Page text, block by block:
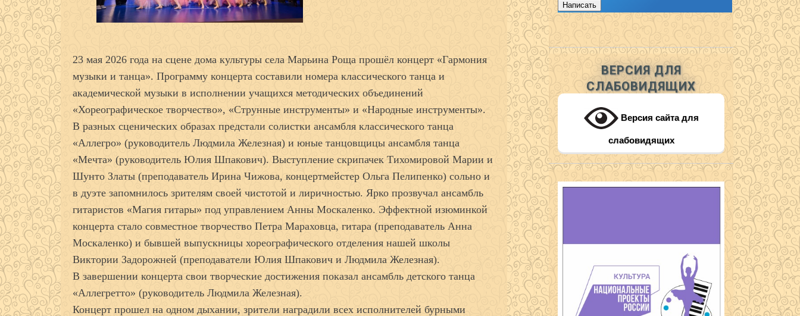
23 мая 2026 года на сцене дома культуры села Марьина Роща прошёл концерт «Гармония
музыки и танца». Программу концерта составили номера классического танца и
академической музыки в исполнении учащихся методических объединений
«Хореографическое творчество», «Струнные инструменты» и «Народные инструменты».
В разных сценических образах предстали солистки ансамбля классического танца
«Аллегро» (руководитель Людмила Железная) и юные танцовщицы ансамбля танца
«Мечта» (руководитель Юлия Шпакович). Выступление скрипачек Тихомировой Марии и
Шунто Златы (преподаватель Ирина Чижова, концертмейстер Ольга Пелипенко) сольно и
в дуэте запомнилось зрителям своей чистотой и лиричностью. Ярко прозвучал ансамбль
гитаристов «Магия гитары» под управлением Анны Москаленко. Эффектной изюминкой
концерта стало совместное творчество Петра Мараховца, гитара (преподаватель Анна
Москаленко) и бывшей выпускницы хореографического отделения нашей школы
Виктории Задорожней (преподаватели Юлия Шпакович и Людмила Железная).
В завершении концерта свои творческие достижения показал ансамбль детского танца
«Аллегретто» (руководитель Людмила Железная).
Концерт прошел на одном дыхании, зрители наградили всех исполнителей бурными
Написать
ВЕРСИЯ ДЛЯ
СЛАБОВИДЯЩИХ
Версия сайта для
слабовидящих